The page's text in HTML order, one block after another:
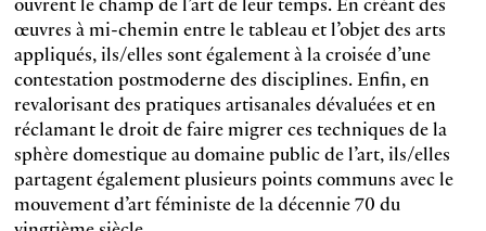
œuvres à mi-chemin entre le tableau et l’objet des arts
appliqués, ils/elles sont également à la croisée d’une
contestation postmoderne des disciplines. Enfin, en
revalorisant des pratiques artisanales dévaluées et en
réclamant le droit de faire migrer ces techniques de la
sphère domestique au domaine public de l’art, ils/elles
partagent également plusieurs points communs avec le
mouvement d’art féministe de la décennie 70 du